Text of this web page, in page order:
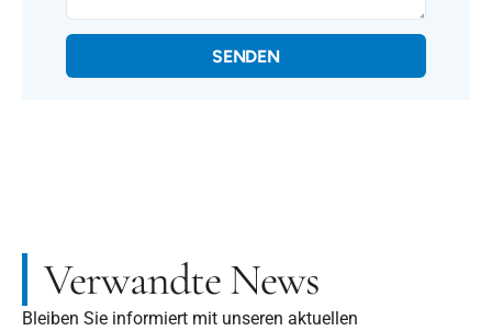
SENDEN
Verwandte News
Bleiben Sie informiert mit unseren aktuellen